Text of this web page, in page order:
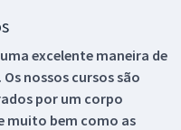
excelente maneira de
nossos cursos são
por um corpo
muito bem como as